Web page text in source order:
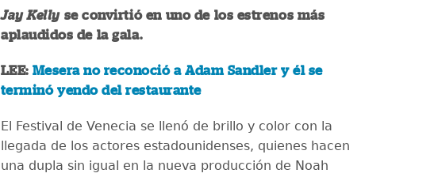
Jay Kellyse convirtió en uno de los estrenos más
aplaudidos de la gala.
LEE: Mesera no reconoció a Adam Sandler y él se
terminó yendo del restaurante
El Festival de Venecia se llenó de brillo y color con la
llegada de los actores estadounidenses, quienes hacen
una dupla sin igual en la nueva producción de Noah